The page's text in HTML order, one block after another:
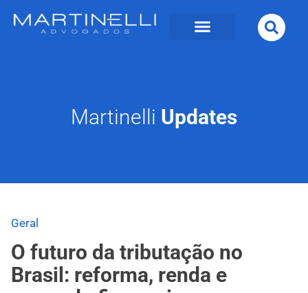
Martinelli Updates
Geral
O futuro da tributação no
Brasil: reforma, renda e